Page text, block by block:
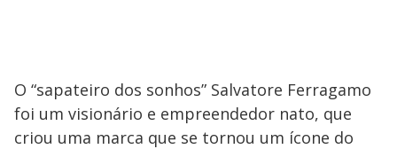
O “sapateiro dos sonhos” Salvatore Ferragamo
foi um visionário e empreendedor nato, que
criou uma marca que se tornou um ícone do